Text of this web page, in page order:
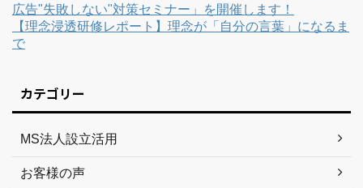
広告"失敗しない"対策セミナー」を開催します！
【理念浸透研修レポート】理念が「自分の言葉」になるま
で
カテゴリー
MS法人設立活用
お客様の声